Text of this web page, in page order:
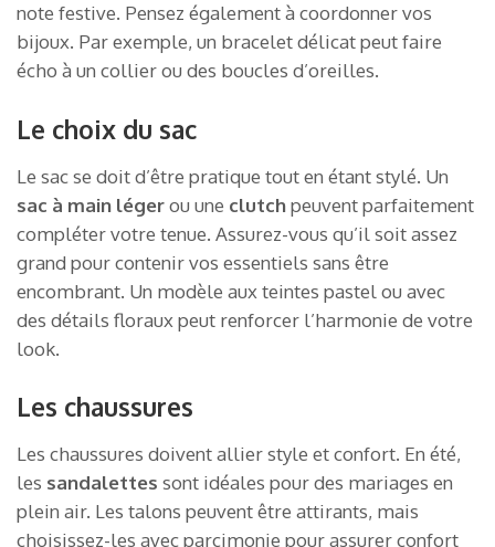
note festive. Pensez également à coordonner vos
bijoux. Par exemple, un bracelet délicat peut faire
écho à un collier ou des boucles d’oreilles.
Le choix du sac
Le sac se doit d’être pratique tout en étant stylé. Un
sac à main légerou une clutchpeuvent parfaitement
compléter votre tenue. Assurez-vous qu’il soit assez
grand pour contenir vos essentiels sans être
encombrant. Un modèle aux teintes pastel ou avec
des détails floraux peut renforcer l’harmonie de votre
look.
Les chaussures
Les chaussures doivent allier style et confort. En été,
les sandalettes sont idéales pour des mariages en
plein air. Les talons peuvent être attirants, mais
choisissez-les avec parcimonie pour assurer confort